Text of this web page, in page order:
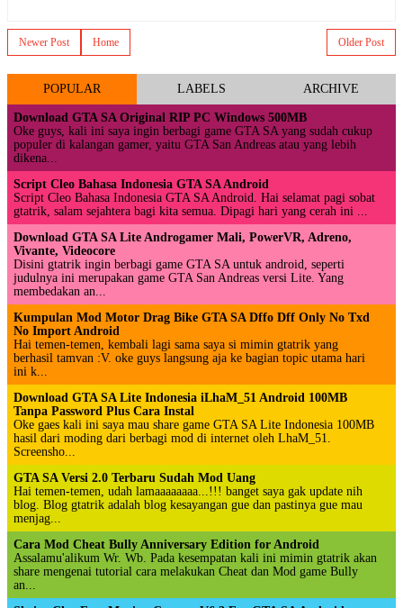
Newer Post Older Post
Home
POPULAR
Download GTA SA Original RIP PC Windows 500MB
Oke guys, kali ini saya ingin berbagi game GTA SA yang sudah cukup
populer di kalangan gamer, yaitu GTA San Andreas atau yang lebih
dikena...
Script Cleo Bahasa Indonesia GTA SA Android
Script Cleo Bahasa Indonesia GTA SA Android. Hai selamat pagi sobat
gtatrik, salam sejahtera bagi kita semua. Dipagi hari yang cerah ini ...
Download GTA SA Lite Androgamer Mali, PowerVR, Adreno,
Vivante, Videocore
Disini gtatrik ingin berbagi game GTA SA untuk android, seperti
judulnya ini merupakan game GTA San Andreas versi Lite. Yang
membedakan an...
Kumpulan Mod Motor Drag Bike GTA SA Dffo Dff Only No Txd
No Import Android
Hai temen-temen, kembali lagi sama saya si mimin gtatrik yang
berhasil tamvan :V. oke guys langsung aja ke bagian topic utama hari
ini k...
Download GTA SA Lite Indonesia iLhaM_51 Android 100MB
Tanpa Password Plus Cara Instal
Oke gaes kali ini saya mau share game GTA SA Lite Indonesia 100MB
hasil dari moding dari berbagi mod di internet oleh LhaM_51.
Screensho...
GTA SA Versi 2.0 Terbaru Sudah Mod Uang
Hai temen-temen, udah lamaaaaaaaa...!!! banget saya gak update nih
blog. Blog gtatrik adalah blog kesayangan gue dan pastinya gue mau
menjag...
Cara Mod Cheat Bully Anniversary Edition for Android
Assalamu'alikum Wr. Wb. Pada kesempatan kali ini mimin gtatrik akan
share mengenai tutorial cara melakukan Cheat dan Mod game Bully
an...
LABELS ARCHIVE